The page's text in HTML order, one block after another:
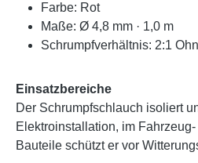
Farbe: Rot
Maße: Ø 4,8 mm · 1,0 m
Schrumpfverhältnis: 2:1
Einsatzbereiche
Der Schrumpfschlauch isoliert
Elektroinstallation, im
Bauteile schützt er vor